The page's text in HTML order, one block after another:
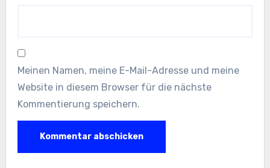
Meinen Namen, meine E-Mail-Adresse und meine
Website in diesem Browser für die nächste
Kommentierung speichern.